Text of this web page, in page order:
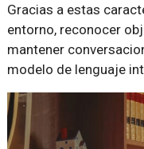
Gracias a estas
entorno, reconocer
mantener
modelo de lenguaje